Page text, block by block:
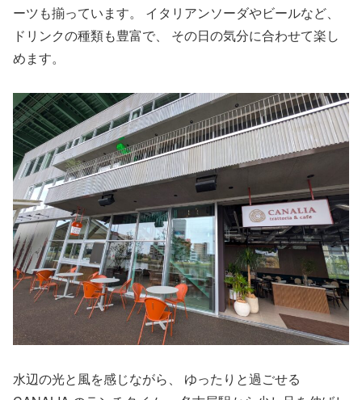
ーツも揃っています。 イタリアンソーダやビールなど、
ドリンクの種類も豊富で、 その日の気分に合わせて楽し
めます。
水辺の光と風を感じながら、 ゆったりと過ごせる